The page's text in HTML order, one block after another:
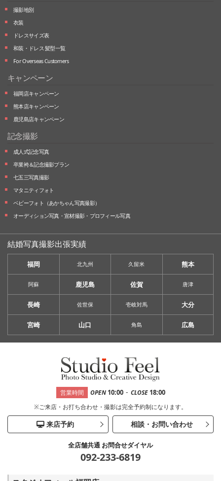
撮影地別
衣装
ドレスサイズ表
和装・ドレス 髪型一覧
For Overseas Customers
キャンペーン
福岡店キャンペーン
熊本店キャンペーン
鹿児島店キャンペーン
記念撮影
成人式記念写真
卒業袴＆記念撮影プラン
七五三写真撮影
マタニティフォト
ベビーフォト （あかちゃん写真撮影）
オーディション写真・ 宣材撮影・ プロフィール写真
結婚写真撮影出張実績
福岡 北九州 久留米 熊本
阿蘇 鹿児島 佐賀 唐津
長崎 佐世保 壱岐対馬 大分
宮崎 山口 角島 広島
営業時間 OPEN 10:00 - CLOSE 18:00
※ご来店・お打ち合わせ・撮影は完全予約制になります。
来店予約 相談・お問い合わせ
全店舗共通 お問合せダイヤル
092-233-6819